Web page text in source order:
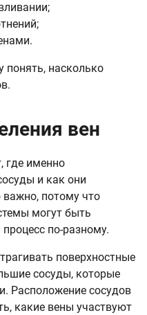
понять, насколько
вен
где именно
и как они
важно, потому что
могут быть
по-разному.
поверхностные
сосуды, которые
Расположение сосудов
какие вены участвуют